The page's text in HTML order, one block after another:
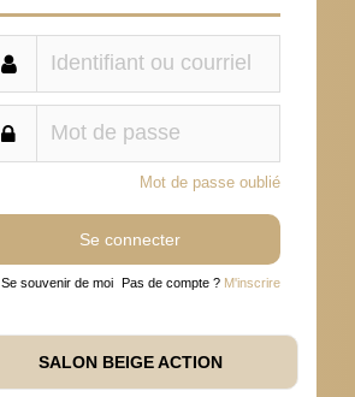
Mot de passe oublié
Se souvenir de moi Pas de compte ? M'inscrire
SALON BEIGE ACTION